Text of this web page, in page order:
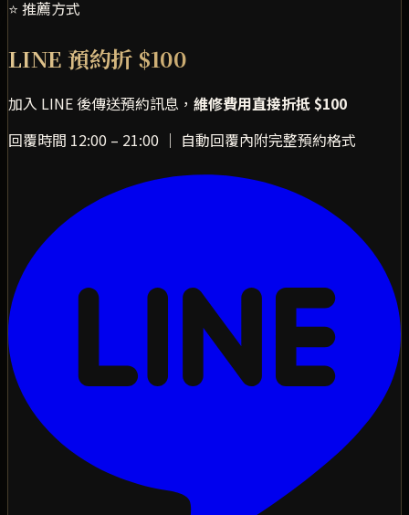
⭐ 推薦方式
LINE 預約折 $100
加入 LINE 後傳送預約訊息， 維修費用直接折抵 $100
回覆時間 12:00 – 21:00 ｜ 自動回覆內附完整預約格式